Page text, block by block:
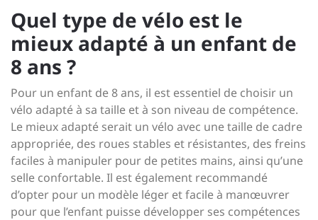
Quel type de vélo est le
mieux adapté à un enfant de
8 ans ?
Pour un enfant de 8 ans, il est essentiel de choisir un
vélo adapté à sa taille et à son niveau de compétence.
Le mieux adapté serait un vélo avec une taille de cadre
appropriée, des roues stables et résistantes, des freins
faciles à manipuler pour de petites mains, ainsi qu’une
selle confortable. Il est également recommandé
d’opter pour un modèle léger et facile à manœuvrer
pour que l’enfant puisse développer ses compétences